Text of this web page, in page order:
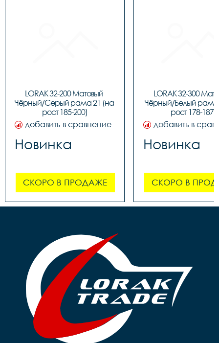
LORAK 32-200 Матовый
Чёрный/Серый рама 21 (на
рост 185-200)
добавить в сравнение
Новинка
СКОРО В ПРОДАЖЕ
LORAK 32-300
Чёрный/Белый рама
рост 178-187)
добавить в
Новинка
СКОРО В